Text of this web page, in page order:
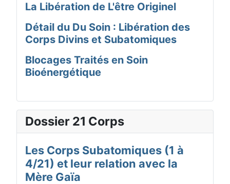
La Libération de L'être Originel
Détail du Du Soin : Libération des
Corps Divins et Subatomiques
Blocages Traités en Soin
Bioénergétique
Dossier 21 Corps
Les Corps Subatomiques (1 à
4/21) et leur relation avec la
Mère Gaïa